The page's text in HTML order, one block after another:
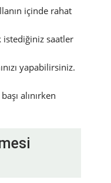
içinde rahat
istediğiniz saatler
yapabilirsiniz.
alınırken